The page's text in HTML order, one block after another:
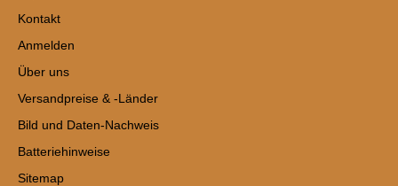
Kontakt
Anmelden
Über uns
Versandpreise & -Länder
Bild und Daten-Nachweis
Batteriehinweise
Sitemap